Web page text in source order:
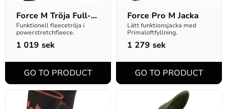
Force M Tröja Full-
zip
Funktionell fleecetröja i
powerstretchfleece.
1 019 sek
Force Pro M Jacka
Lätt funktionsjacka med
Primaloftfyllning.
1 279 sek